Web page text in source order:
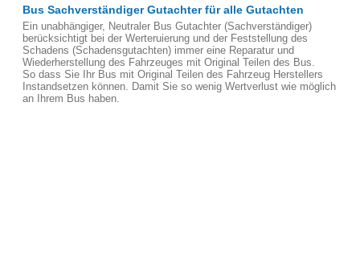
Bus Sachverständiger Gutachter für alle Gutachten
Ein unabhängiger, Neutraler Bus Gutachter (Sachverständiger)
berücksichtigt bei der Werteruierung und der Feststellung des
Schadens (Schadensgutachten) immer eine Reparatur und
Wiederherstellung des Fahrzeuges mit Original Teilen des Bus.
So dass Sie Ihr Bus mit Original Teilen des Fahrzeug Herstellers
Instandsetzen können. Damit Sie so wenig Wertverlust wie möglich
an Ihrem Bus haben.